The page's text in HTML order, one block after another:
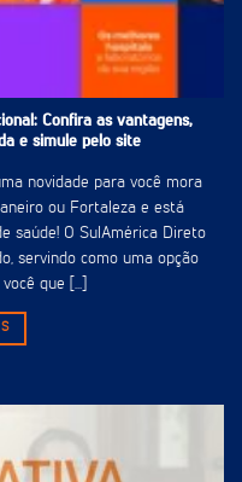
Confira as vantagens,
e simule pelo site
novidade para você mora
ou Fortaleza e está
saúde! O SulAmérica Direto
servindo como uma opção
que [...]